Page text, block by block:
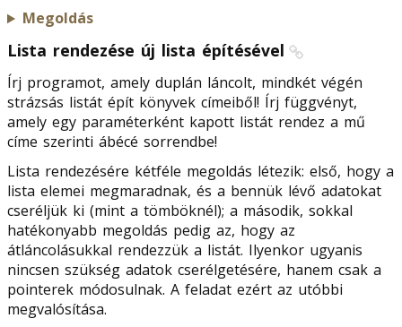
Megoldás
Lista rendezése új lista építésével
Írj programot, amely duplán láncolt, mindkét végén
strázsás listát épít könyvek címeiből! Írj függvényt,
amely egy paraméterként kapott listát rendez a mű
címe szerinti ábécé sorrendbe!
Lista rendezésére kétféle megoldás létezik: első, hogy a
lista elemei megmaradnak, és a bennük lévő adatokat
cseréljük ki (mint a tömböknél); a második, sokkal
hatékonyabb megoldás pedig az, hogy az
átláncolásukkal rendezzük a listát. Ilyenkor ugyanis
nincsen szükség adatok cserélgetésére, hanem csak a
pointerek módosulnak. A feladat ezért az utóbbi
megvalósítása.